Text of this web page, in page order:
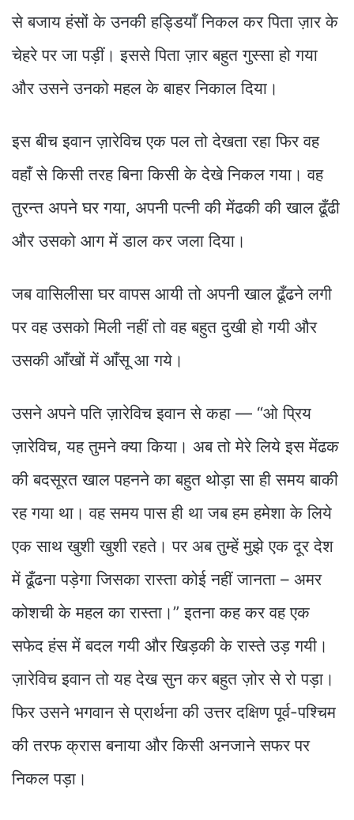
से बजाय हंसों के उनकी हड्डियाँ निकल कर पिता ज़ार के
चेहरे पर जा पड़ीं। इससे पिता ज़ार बहुत गुस्सा हो गया
और उसने उनको महल के बाहर निकाल दिया।
इस बीच इवान ज़ारेविच एक पल तो देखता रहा फिर वह
वहाँ से किसी तरह बिना किसी के देखे निकल गया। वह
तुरन्त अपने घर गया, अपनी पत्नी की मेंढकी की खाल ढूँढी
और उसको आग में डाल कर जला दिया।
जब वासिलीसा घर वापस आयी तो अपनी खाल ढूँढने लगी
पर वह उसको मिली नहीं तो वह बहुत दुखी हो गयी और
उसकी आँखों में आँसू आ गये।
उसने अपने पति ज़ारेविच इवान से कहा — “ओ प्रिय
ज़ारेविच, यह तुमने क्या किया। अब तो मेरे लिये इस मेंढक
की बदसूरत खाल पहनने का बहुत थोड़ा सा ही समय बाकी
रह गया था। वह समय पास ही था जब हम हमेशा के लिये
एक साथ खुशी खुशी रहते। पर अब तुम्हें मुझे एक दूर देश
में ढूँढना पड़ेगा जिसका रास्ता कोई नहीं जानता – अमर
कोशची के महल का रास्ता।” इतना कह कर वह एक
सफेद हंस में बदल गयी और खिड़की के रास्ते उड़ गयी।
ज़ारेविच इवान तो यह देख सुन कर बहुत ज़ोर से रो पड़ा।
फिर उसने भगवान से प्रार्थना की उत्तर दक्षिण पूर्व-पश्चिम
की तरफ क्रास बनाया और किसी अनजाने सफर पर
निकल पड़ा।